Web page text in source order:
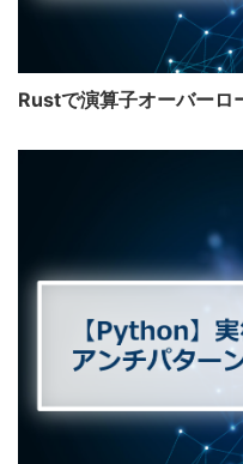
Rustで演算子オーバーロ